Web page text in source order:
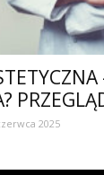
2025